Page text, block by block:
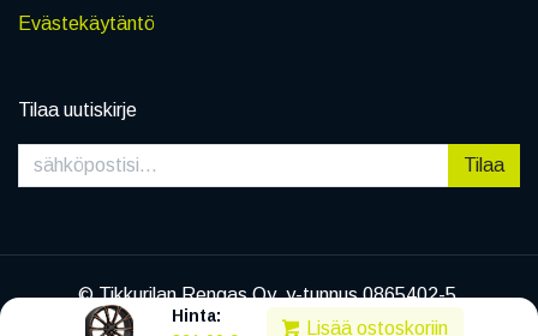
Hinta:
Lisää ostoskoriin
Evästekäytäntö
Tilaa uutiskirje
Tilaa
© Tikkurilan Rengas Oy, y-tunnus 0865402-5
|Tietosuojaseloste